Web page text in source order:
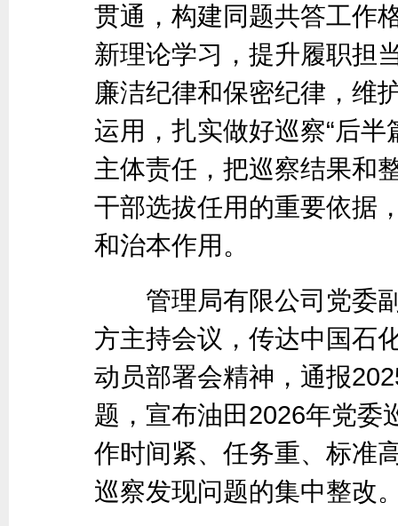
贯通，构建同题共答工作
新理论学习，提升履职担
廉洁纪律和保密纪律，维
运用，扎实做好巡察“后
主体责任，把巡察结果和
干部选拔任用的重要依据
和治本作用。
管理局有限公司党委副
方主持会议，传达中国石
动员部署会精神，通报
题，宣布油田2026年党委
作时间紧、任务重、标准
巡察发现问题的集中整改